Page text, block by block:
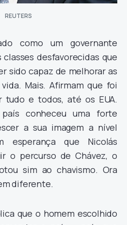
REUTERS
como um governante
desfavorecidas que
sido capaz de melhorar as
Mais. Afirmam que foi
tudo e todos, até os EUA.
conheceu uma forte
a sua imagem a nível
esperança que Nicolás
o percurso de Chávez, o
sim ao chavismo. Ora
diferente.
que o homem escolhido